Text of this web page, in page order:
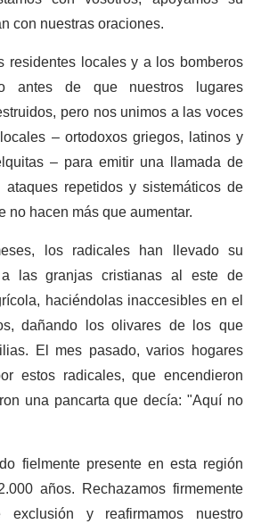
con nuestras oraciones.
residentes locales y a los bomberos
antes de que nuestros lugares
pero nos unimos a las voces
– ortodoxos griegos, latinos y
– para emitir una llamada de
repetidos y sistemáticos de
no hacen más que aumentar.
los radicales han llevado su
las granjas cristianas al este de
haciéndolas inaccesibles en el
dañando los olivares de los que
El mes pasado, varios hogares
estos radicales, que encendieron
una pancarta que decía: "Aquí no
fielmente presente en esta región
años. Rechazamos firmemente
y reafirmamos nuestro